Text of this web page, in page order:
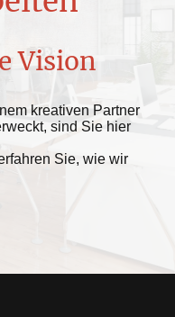
Vision
kreativen Partner
sind Sie hier
Sie, wie wir